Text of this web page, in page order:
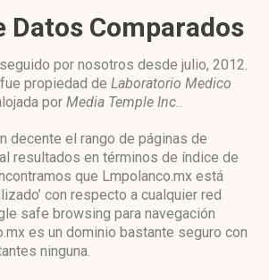
Datos Comparados
por nosotros desde julio, 2012.
propiedad de Laboratorio Medico
por Media Temple Inc..
decente el rango de páginas de
resultados en términos de índice de
que Lmpolanco.mx está
con respecto a cualquier red
safe browsing para navegación
es un dominio bastante seguro con
ninguna.